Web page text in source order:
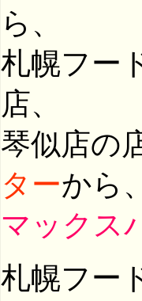
ら、
札幌フー
店、
琴似店の
ターから
マックス
札幌フー